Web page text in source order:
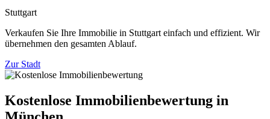
Stuttgart
Verkaufen Sie Ihre Immobilie in Stuttgart einfach und effizient. Wir
übernehmen den gesamten Ablauf.
Zur Stadt
Kostenlose Immobilienbewertung in